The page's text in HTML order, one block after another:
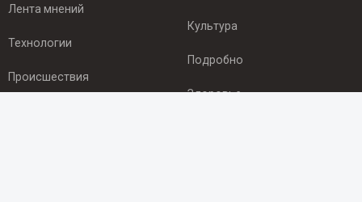
Лента мнений
Технологии
Происшествия
Культура
Подробно
Здоровье